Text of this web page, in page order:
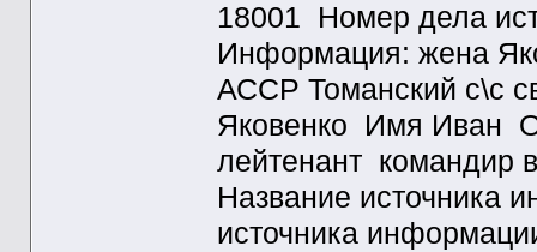
18001 Номер дела
Информация: жена
АССР Томанский с\с
Яковенко Имя Иван
лейтенант командир
Название
источника